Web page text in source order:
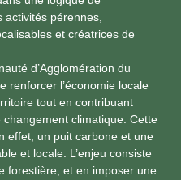
activités pérennes,
et créatrices de
d’Agglomération du
renforcer l’économie locale
tout en contribuant
climatique. Cette
effet, un puit carbone et une
et locale. L’enjeu consiste
forestière, et en imposer une